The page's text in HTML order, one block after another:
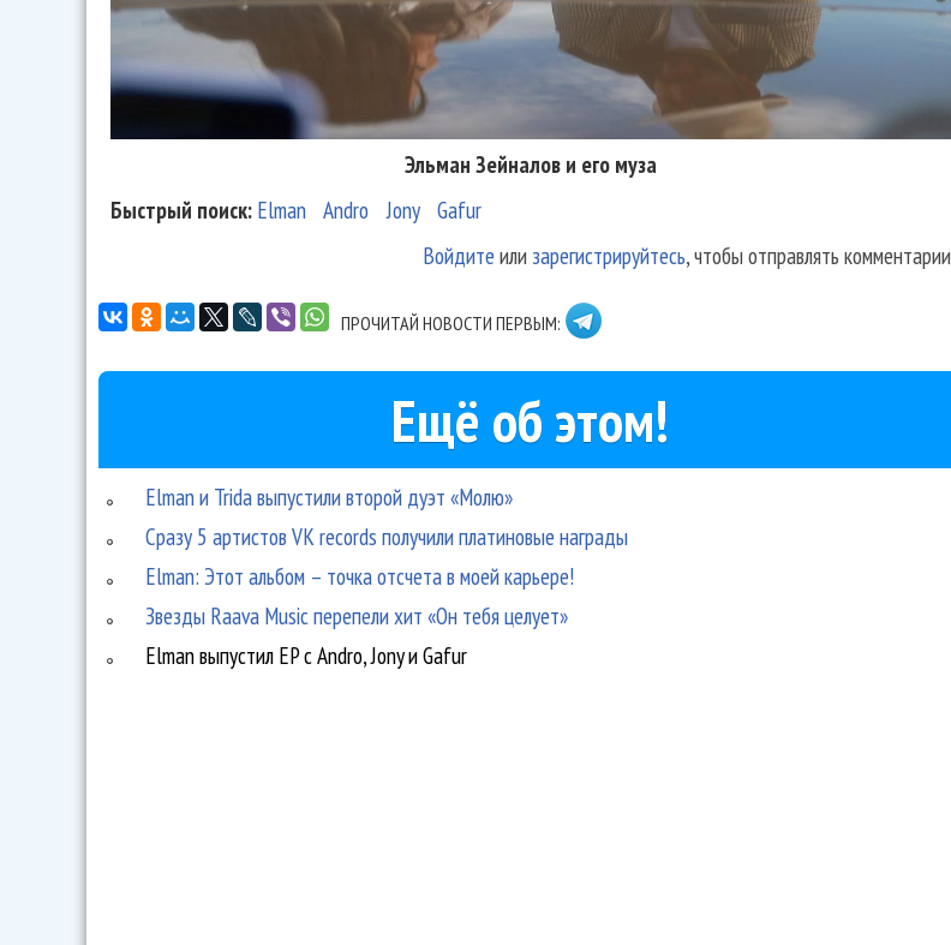
Эльман Зейналов и его муза
Быстрый поиск: Elman Andro Jony Gafur
Войдите или зарегистрируйтесь, чтобы отправлять комментарии
ПРОЧИТАЙ НОВОСТИ ПЕРВЫМ:
Ещё об этом!
Elman и Trida выпустили второй дуэт «Молю»
Сразу 5 артистов VK records получили платиновые награды
Elman: Этот альбом – точка отсчета в моей карьере!
Звезды Raava Music перепели хит «Он тебя целует»
Elman выпустил EP с Andro, Jony и Gafur